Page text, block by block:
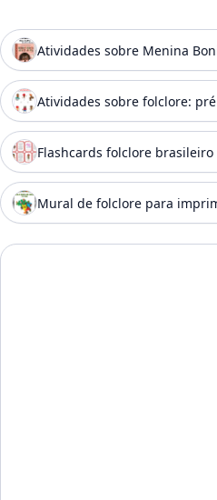
Atividades sobre Menina
Atividades sobre folclore:
Flashcards folclore
Mural de folclore para